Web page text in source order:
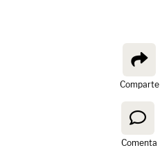
Comparte
Comenta